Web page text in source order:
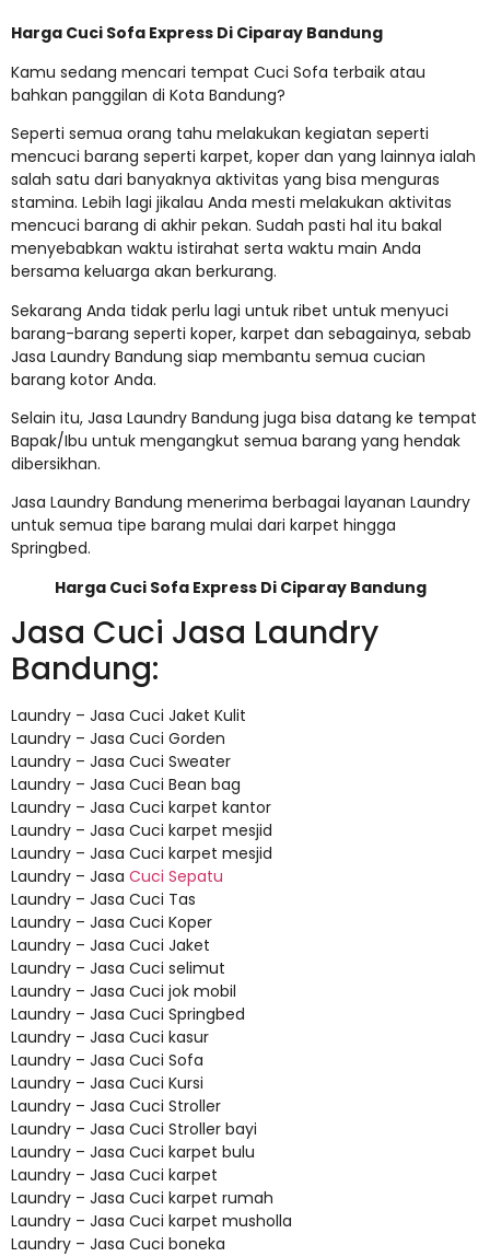
Harga Cuci Sofa Express Di Ciparay Bandung
Kamu sedang mencari tempat Cuci Sofa terbaik atau
bahkan panggilan di Kota Bandung?
Seperti semua orang tahu melakukan kegiatan seperti
mencuci barang seperti karpet, koper dan yang lainnya ialah
salah satu dari banyaknya aktivitas yang bisa menguras
stamina. Lebih lagi jikalau Anda mesti melakukan aktivitas
mencuci barang di akhir pekan. Sudah pasti hal itu bakal
menyebabkan waktu istirahat serta waktu main Anda
bersama keluarga akan berkurang.
Sekarang Anda tidak perlu lagi untuk ribet untuk menyuci
barang-barang seperti koper, karpet dan sebagainya, sebab
Jasa Laundry Bandung siap membantu semua cucian
barang kotor Anda.
Selain itu, Jasa Laundry Bandung juga bisa datang ke tempat
Bapak/Ibu untuk mengangkut semua barang yang hendak
dibersikhan.
Jasa Laundry Bandung menerima berbagai layanan Laundry
untuk semua tipe barang mulai dari karpet hingga
Springbed.
Harga Cuci Sofa Express Di Ciparay Bandung
Jasa Cuci Jasa Laundry
Bandung:
Laundry – Jasa Cuci Jaket Kulit
Laundry – Jasa Cuci Gorden
Laundry – Jasa Cuci Sweater
Laundry – Jasa Cuci Bean bag
Laundry – Jasa Cuci karpet kantor
Laundry – Jasa Cuci karpet mesjid
Laundry – Jasa Cuci karpet mesjid
Laundry – Jasa Cuci Sepatu
Laundry – Jasa Cuci Tas
Laundry – Jasa Cuci Koper
Laundry – Jasa Cuci Jaket
Laundry – Jasa Cuci selimut
Laundry – Jasa Cuci jok mobil
Laundry – Jasa Cuci Springbed
Laundry – Jasa Cuci kasur
Laundry – Jasa Cuci Sofa
Laundry – Jasa Cuci Kursi
Laundry – Jasa Cuci Stroller
Laundry – Jasa Cuci Stroller bayi
Laundry – Jasa Cuci karpet bulu
Laundry – Jasa Cuci karpet
Laundry – Jasa Cuci karpet rumah
Laundry – Jasa Cuci karpet musholla
Laundry – Jasa Cuci boneka